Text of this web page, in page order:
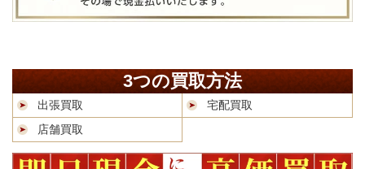
3つの買取方法
出張買取
宅配買取
店舗買取